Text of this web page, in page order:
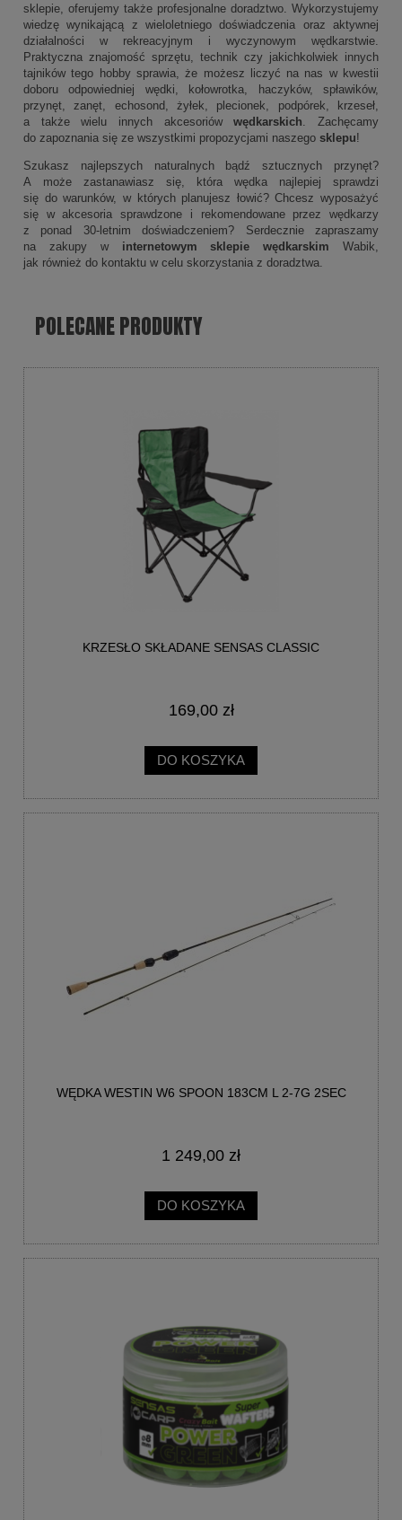
sklepie, oferujemy także profesjonalne doradztwo. Wykorzystujemy
wiedzę wynikającą z wieloletniego doświadczenia oraz aktywnej
działalności w rekreacyjnym i wyczynowym wędkarstwie.
Praktyczna znajomość sprzętu, technik czy jakichkolwiek innych
tajników tego hobby sprawia, że możesz liczyć na nas w kwestii
doboru odpowiedniej wędki, kołowrotka, haczyków, spławików,
przynęt, zanęt, echosond, żyłek, plecionek, podpórek, krzeseł,
a także wielu innych akcesoriówwędkarskich . Zachęcamy
do zapoznania się ze wszystkimi propozycjami naszego sklepu!
Szukasz najlepszych naturalnych bądź sztucznych przynęt?
A może zastanawiasz się, która wędka najlepiej sprawdzi
się do warunków, w których planujesz łowić? Chcesz wyposażyć
się w akcesoria sprawdzone i rekomendowane przez wędkarzy
z ponad 30-letnim doświadczeniem? Serdecznie zapraszamy
na zakupy w internetowym sklepie wędkarskim Wabik,
jak również do kontaktu w celu skorzystania z doradztwa.
POLECANE PRODUKTY
KRZESŁO SKŁADANE SENSAS CLASSIC
169,00 zł
DO KOSZYKA
WĘDKA WESTIN W6 SPOON 183CM L 2-7G 2SEC
1 249,00 zł
DO KOSZYKA